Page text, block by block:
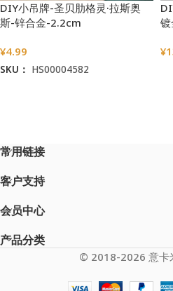
DIY小吊牌-圣贝肋格灵·拉斯奥
斯-锌合金-2.2cm
¥4.99
SKU： HS00004582
镀
¥
常用链接
客户支持
会员中心
产品分类
© 2018-2026 意卡